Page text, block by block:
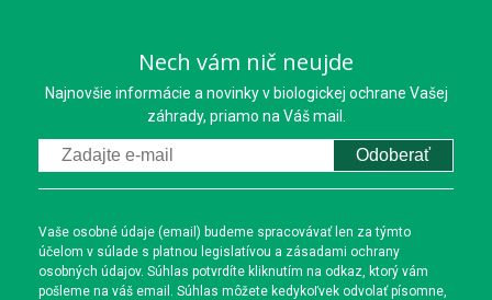
Nech vám nič neujde
Najnovšie informácie a novinky v biologickej ochrane Vašej
záhrady, priamo na Váš mail.
Odoberať
Vaše osobné údaje (email) budeme spracovávať len za týmto
účelom v súlade s platnou legislatívou a zásadami ochrany
osobných údajov. Súhlas potvrdíte kliknutím na odkaz, ktorý vám
pošleme na váš email. Súhlas môžete kedykoľvek odvolať písomne,